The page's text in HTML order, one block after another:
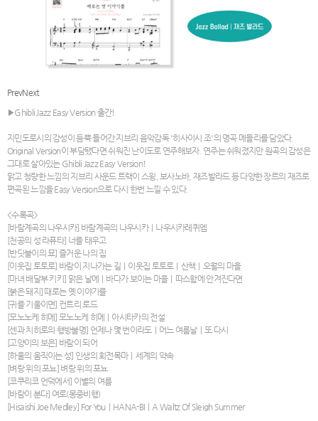
PrevNext
▶Ghibli Jazz Easy Version 출간!
지민도로시의 감성이 듬뿍 들어간 지브리 음악감독 '히사이시 조'의 명곡 메들리를 담았다.
Original Version이 부담됐다면 쉬워진 난이도로 연주해보자. 연주는 쉬워졌지만 원곡의 감성은
그대로 살아있는 Ghibli Jazz Easy Version!
맑고 청량한 느낌의 지브리 사운드 트랙이 스윙, 보사노바, 재즈발라드 등 다양한 장르의 재즈로
편곡된 느낌을 Easy Version으로 다시 한번 느낄 수 있다.
<수록곡>
[바람계곡의 나우시카] 바람계곡의 나우시카ㅣ나우시카레퀴엠
[천공의 성 라퓨타] 너를 태우고
[반딧불이의 묘] 즐거운 나의 집
[이웃집 토토로] 바람이 지나가는 길ㅣ이웃집 토토로ㅣ산책ㅣ오월의 마을
[마녀 배달부 키키] 맑은 날에ㅣ바다가 보이는 마을ㅣ따스함에 안겨진다면
[붉은 돼지] 때로는 옛 이야기를
[귀를 기울이면] 컨트리 로드
[모노노케 히메] 모노노케 히메ㅣ아시타카의 전설
[센과 치히로의 행방불명] 언제나 몇 번이라도ㅣ어느 여름날ㅣ또 다시
[고양이의 보은] 바람이 되어
[하울의 움직이는 성] 인생의 회전목마ㅣ세계의 약속
[벼랑 위의 포뇨] 벼랑 위의 포뇨
[코쿠리코 언덕에서] 이별의 여름
[바람이 분다] 여로(몽중비행)
[Hisaishi Joe Medley] For YouㅣHANA-BIㅣA Waltz Of Sleigh Summer